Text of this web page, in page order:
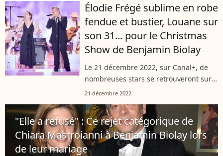
sera présentée par...
Élodie Frégé sublime en robe
fendue et bustier, Louane sur
son 31... pour le Christmas
Show de Benjamin Biolay
Le 21 décembre 2022, sur Canal+, de
nombreuses stars se retrouveront sur
la scène du Casino de Paris pour
Benjamin Biolay. Parmi les invités,
Amel...
21 décembre 2022
"Elle a refusé" : Ce rejet catégorique de
Chiara Mastroianni à Benjamin Biolay lors
de leur mariage